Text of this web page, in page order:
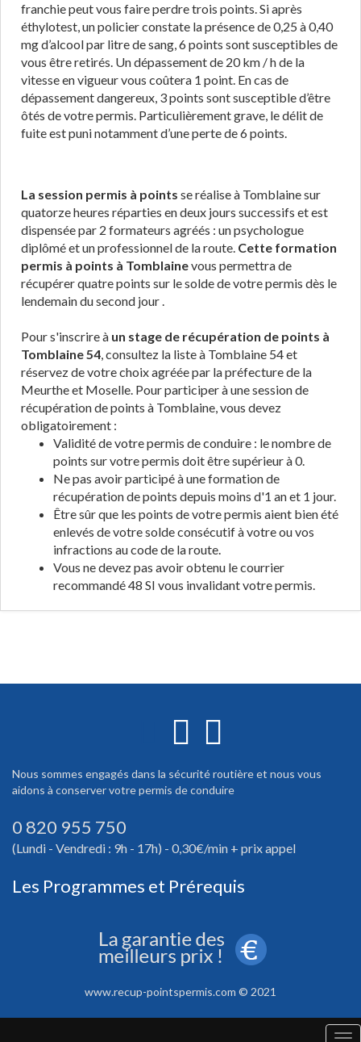
franchie peut vous faire perdre trois points. Si après
éthylotest, un policier constate la présence de 0,25 à 0,40
mg d’alcool par litre de sang, 6 points sont susceptibles de
vous être retirés. Un dépassement de 20 km / h de la
vitesse en vigueur vous coûtera 1 point. En cas de
dépassement dangereux, 3 points sont susceptible d’être
ôtés de votre permis. Particulièrement grave, le délit de
fuite est puni notamment d’une perte de 6 points.
La session permis à points se réalise à Tomblaine sur
quatorze heures réparties en deux jours successifs et est
dispensée par 2 formateurs agréés : un psychologue
diplômé et un professionnel de la route. Cette formation
permis à points à Tomblainevous permettra de
récupérer quatre points sur le solde de votre permis dès le
lendemain du second jour .
Pour s'inscrire à un stage de récupération de points à
Tomblaine 54, consultez la liste à Tomblaine 54 et
réservez de votre choix agréée par la préfecture de la
Meurthe et Moselle. Pour participer à une session de
récupération de points à Tomblaine, vous devez
obligatoirement :
Validité de votre permis de conduire : le nombre de
points sur votre permis doit être supérieur à 0.
Ne pas avoir participé à une formation de
récupération de points depuis moins d'1 an et 1 jour.
Être sûr que les points de votre permis aient bien été
enlevés de votre solde consécutif à votre ou vos
infractions au code de la route.
Vous ne devez pas avoir obtenu le courrier
recommandé 48 SI vous invalidant votre permis.
Nous sommes engagés dans la sécurité routière et nous vous
aidons à conserver votre permis de conduire
0 820 955 750
(Lundi - Vendredi : 9h - 17h) - 0,30€/min + prix appel
Les Programmes et Prérequis
www.recup-pointspermis.com © 2021